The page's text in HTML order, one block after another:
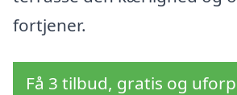
fortjener.
Få 3 tilbud, gratis og